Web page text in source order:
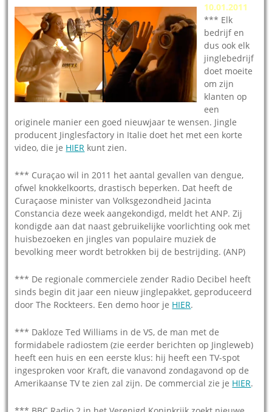
10.01.2011
*** Elk
bedrijf en
dus ook elk
jinglebedrijf
doet moeite
om zijn
klanten op
een
originele manier een goed nieuwjaar te wensen. Jingle
producent Jinglesfactory in Italie doet het met een korte
video, die je HIER kunt zien.
*** Curaçao wil in 2011 het aantal gevallen van dengue,
ofwel knokkelkoorts, drastisch beperken. Dat heeft de
Curaçaose minister van Volksgezondheid Jacinta
Constancia deze week aangekondigd, meldt het ANP. Zij
kondigde aan dat naast gebruikelijke voorlichting ook met
huisbezoeken en jingles van populaire muziek de
bevolking meer wordt betrokken bij de bestrijding. (ANP)
*** De regionale commerciele zender Radio Decibel heeft
sinds begin dit jaar een nieuw jinglepakket, geproduceerd
door The Rockteers. Een demo hoor je HIER.
*** Dakloze Ted Williams in de VS, de man met de
formidabele radiostem (zie eerder berichten op Jingleweb)
heeft een huis en een eerste klus: hij heeft een TV-spot
ingesproken voor Kraft, die vanavond zondagavond op de
Amerikaanse TV te zien zal zijn. De commercial zie je HIER.